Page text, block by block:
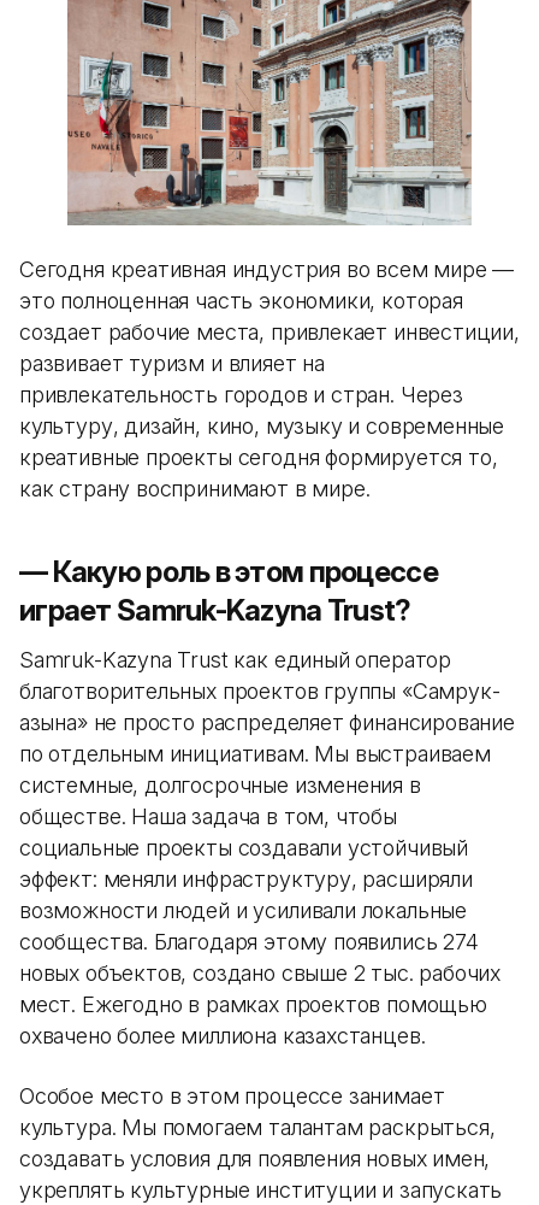
Сегодня креативная индустрия во всем мире —
это полноценная часть экономики, которая
создает рабочие места, привлекает инвестиции,
развивает туризм и влияет на
привлекательность городов и стран. Через
культуру, дизайн, кино, музыку и современные
креативные проекты сегодня формируется то,
как страну воспринимают в мире.
— Какую роль в этом процессе
играет Samruk-Kazyna Trust?
Samruk-Kazyna Trust как единый оператор
благотворительных проектов группы «Самрук-
Қазына» не просто распределяет финансирование
по отдельным инициативам. Мы выстраиваем
системные, долгосрочные изменения в
обществе. Наша задача в том, чтобы
социальные проекты создавали устойчивый
эффект: меняли инфраструктуру, расширяли
возможности людей и усиливали локальные
сообщества. Благодаря этому появились 274
новых объектов, создано свыше 2 тыс. рабочих
мест. Ежегодно в рамках проектов помощью
охвачено более миллиона казахстанцев.
Особое место в этом процессе занимает
культура. Мы помогаем талантам раскрыться,
создавать условия для появления новых имен,
укреплять культурные институции и запускать